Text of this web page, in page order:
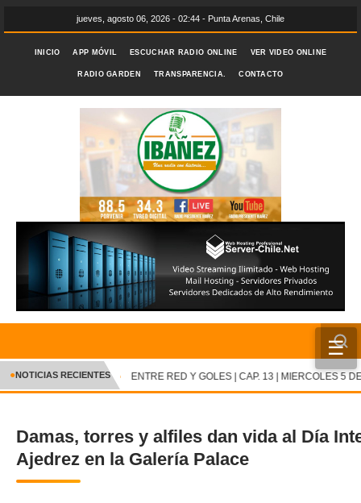
jueves, agosto 06, 2026 - 02:44 - Punta Arenas, Chile
INICIO APP MÓVIL ESCUCHAR RADIO ONLINE VER VIDEO ONLINE
RADIO GARDEN TRANSPARENCIA. CONTACTO
☰
INICIO
CRÓNICA
DEPORTES
ENTRETENIMIENTO Y CULTURA
✕
●NOTICIAS RECIENTES ENTRE RED Y GOLES | CAP. 13 | MIERCOLES 5 DE
Damas, torres y alfiles dan vida al Día
Ajedrez en la Galería Palace